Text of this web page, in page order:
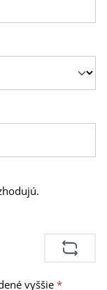
vyššie *